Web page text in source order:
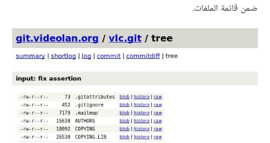
ضمن قائمة الملفات.